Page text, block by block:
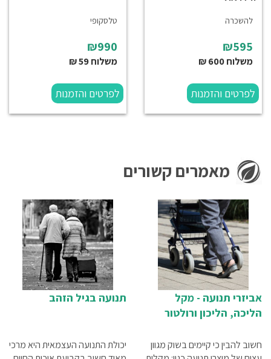
להשכרה
₪595
משלוח 600 ₪
לפרטים והזמנות
טלסקופי
₪990
משלוח 59 ₪
לפרטים והזמנות
מאמרים קשורים
אביזרי תנועה - מקל
הליכה, הליכון ורולטור
חשוב להבין כי קיימים בשוק מגוון
תנועה בגיל הזהב
יכולת התנועה העצמאית היא מרכי